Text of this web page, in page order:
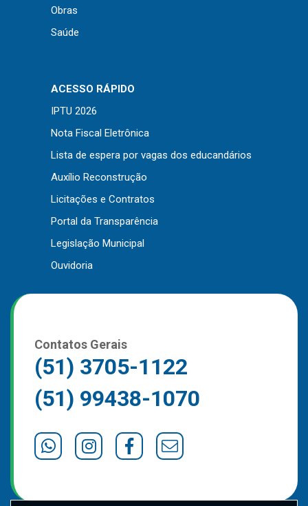
Outros
Downloads
Notícias
Obras
Saúde
ACESSO RÁPIDO
IPTU 2026
Nota Fiscal Eletrônica
Lista de espera por vagas dos educandários
Auxílio Reconstrução
Licitações e Contratos
Portal da Transparência
Legislação Municipal
Ouvidoria
Contatos Gerais
(51) 3705-1122
(51) 99438-1070